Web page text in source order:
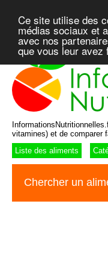
Ce site utilise des
médias sociaux et
avec nos
que vous leur
vitamines) et de comparer
Liste des aliments
Chercher un